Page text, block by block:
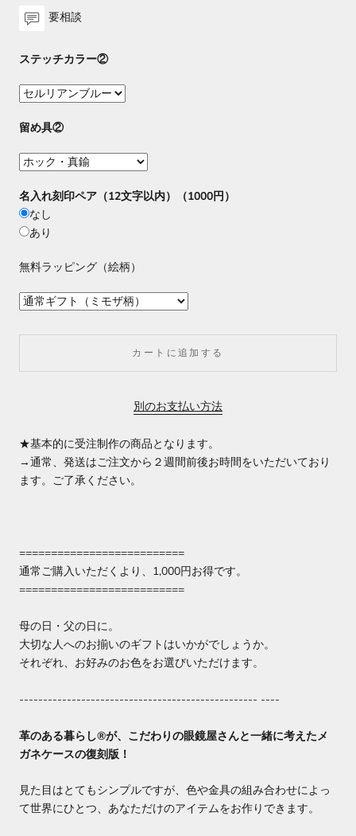
要相談
ステッチカラー②
留め具②
名入れ刻印ペア（12文字以内）（1000円）
なし
あり
無料ラッピング（絵柄）
カートに追加する
別のお支払い方法
★基本的に受注制作の商品となります。
→通常、発送はご注文から２週間前後お時間をいただいており
ます。ご了承ください。
==========================
通常ご購入いただくより、1,000円お得です。
==========================
母の日・父の日に。
大切な人へのお揃いのギフトはいかがでしょうか。
それぞれ、お好みのお色をお選びいただけます。
-------------------------------------------------- ----
革のある暮らし®が、こだわりの眼鏡屋さんと一緒に考えたメ
ガネケースの復刻版！
見た目はとてもシンプルですが、色や金具の組み合わせによっ
て世界にひとつ、あなただけのアイテムをお作りできます。